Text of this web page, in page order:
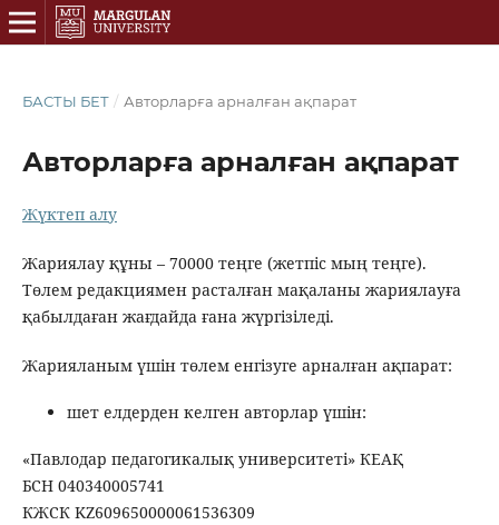
БАСТЫ БЕТ / Авторларға арналған ақпарат
Авторларға арналған ақпарат
Жүктеп алу
Жариялау құны – 70000 теңге (жетпіс мың теңге).
Төлем редакциямен расталған мақаланы жариялауға
қабылдаған жағдайда ғана жүргізіледі.
Жарияланым үшін төлем енгізуге арналған ақпарат:
шет елдерден келген авторлар үшін:
«Павлодар педагогикалық университеті» КЕАҚ
БСН 040340005741
КЖСК KZ609650000061536309